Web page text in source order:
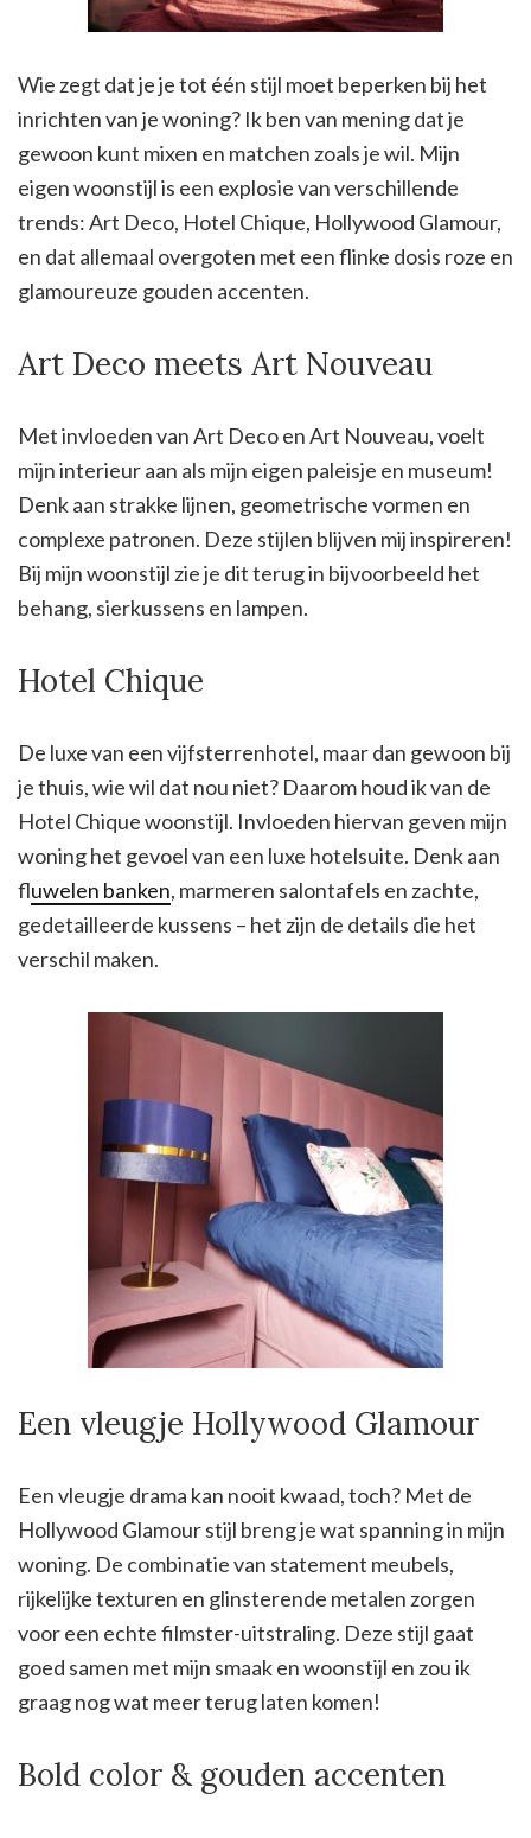
Wie zegt dat je je tot één stijl moet beperken bij het
inrichten van je woning? Ik ben van mening dat je
gewoon kunt mixen en matchen zoals je wil. Mijn
eigen woonstijl is een explosie van verschillende
trends: Art Deco, Hotel Chique, Hollywood Glamour,
en dat allemaal overgoten met een flinke dosis roze en
glamoureuze gouden accenten.
Art Deco meets Art Nouveau
Met invloeden van Art Deco en Art Nouveau, voelt
mijn interieur aan als mijn eigen paleisje en museum!
Denk aan strakke lijnen, geometrische vormen en
complexe patronen. Deze stijlen blijven mij inspireren!
Bij mijn woonstijl zie je dit terug in bijvoorbeeld het
behang, sierkussens en lampen.
Hotel Chique
De luxe van een vijfsterrenhotel, maar dan gewoon bij
je thuis, wie wil dat nou niet? Daarom houd ik van de
Hotel Chique woonstijl. Invloeden hiervan geven mijn
woning het gevoel van een luxe hotelsuite. Denk aan
fluwelen banken, marmeren salontafels en zachte,
gedetailleerde kussens – het zijn de details die het
verschil maken.
Een vleugje Hollywood Glamour
Een vleugje drama kan nooit kwaad, toch? Met de
Hollywood Glamour stijl breng je wat spanning in mijn
woning. De combinatie van statement meubels,
rijkelijke texturen en glinsterende metalen zorgen
voor een echte filmster-uitstraling. Deze stijl gaat
goed samen met mijn smaak en woonstijl en zou ik
graag nog wat meer terug laten komen!
Bold color & gouden accenten